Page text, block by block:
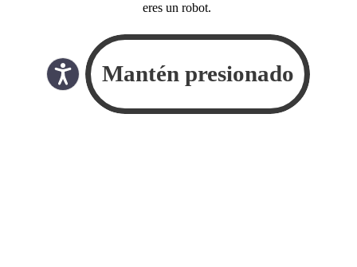
eres un robot.